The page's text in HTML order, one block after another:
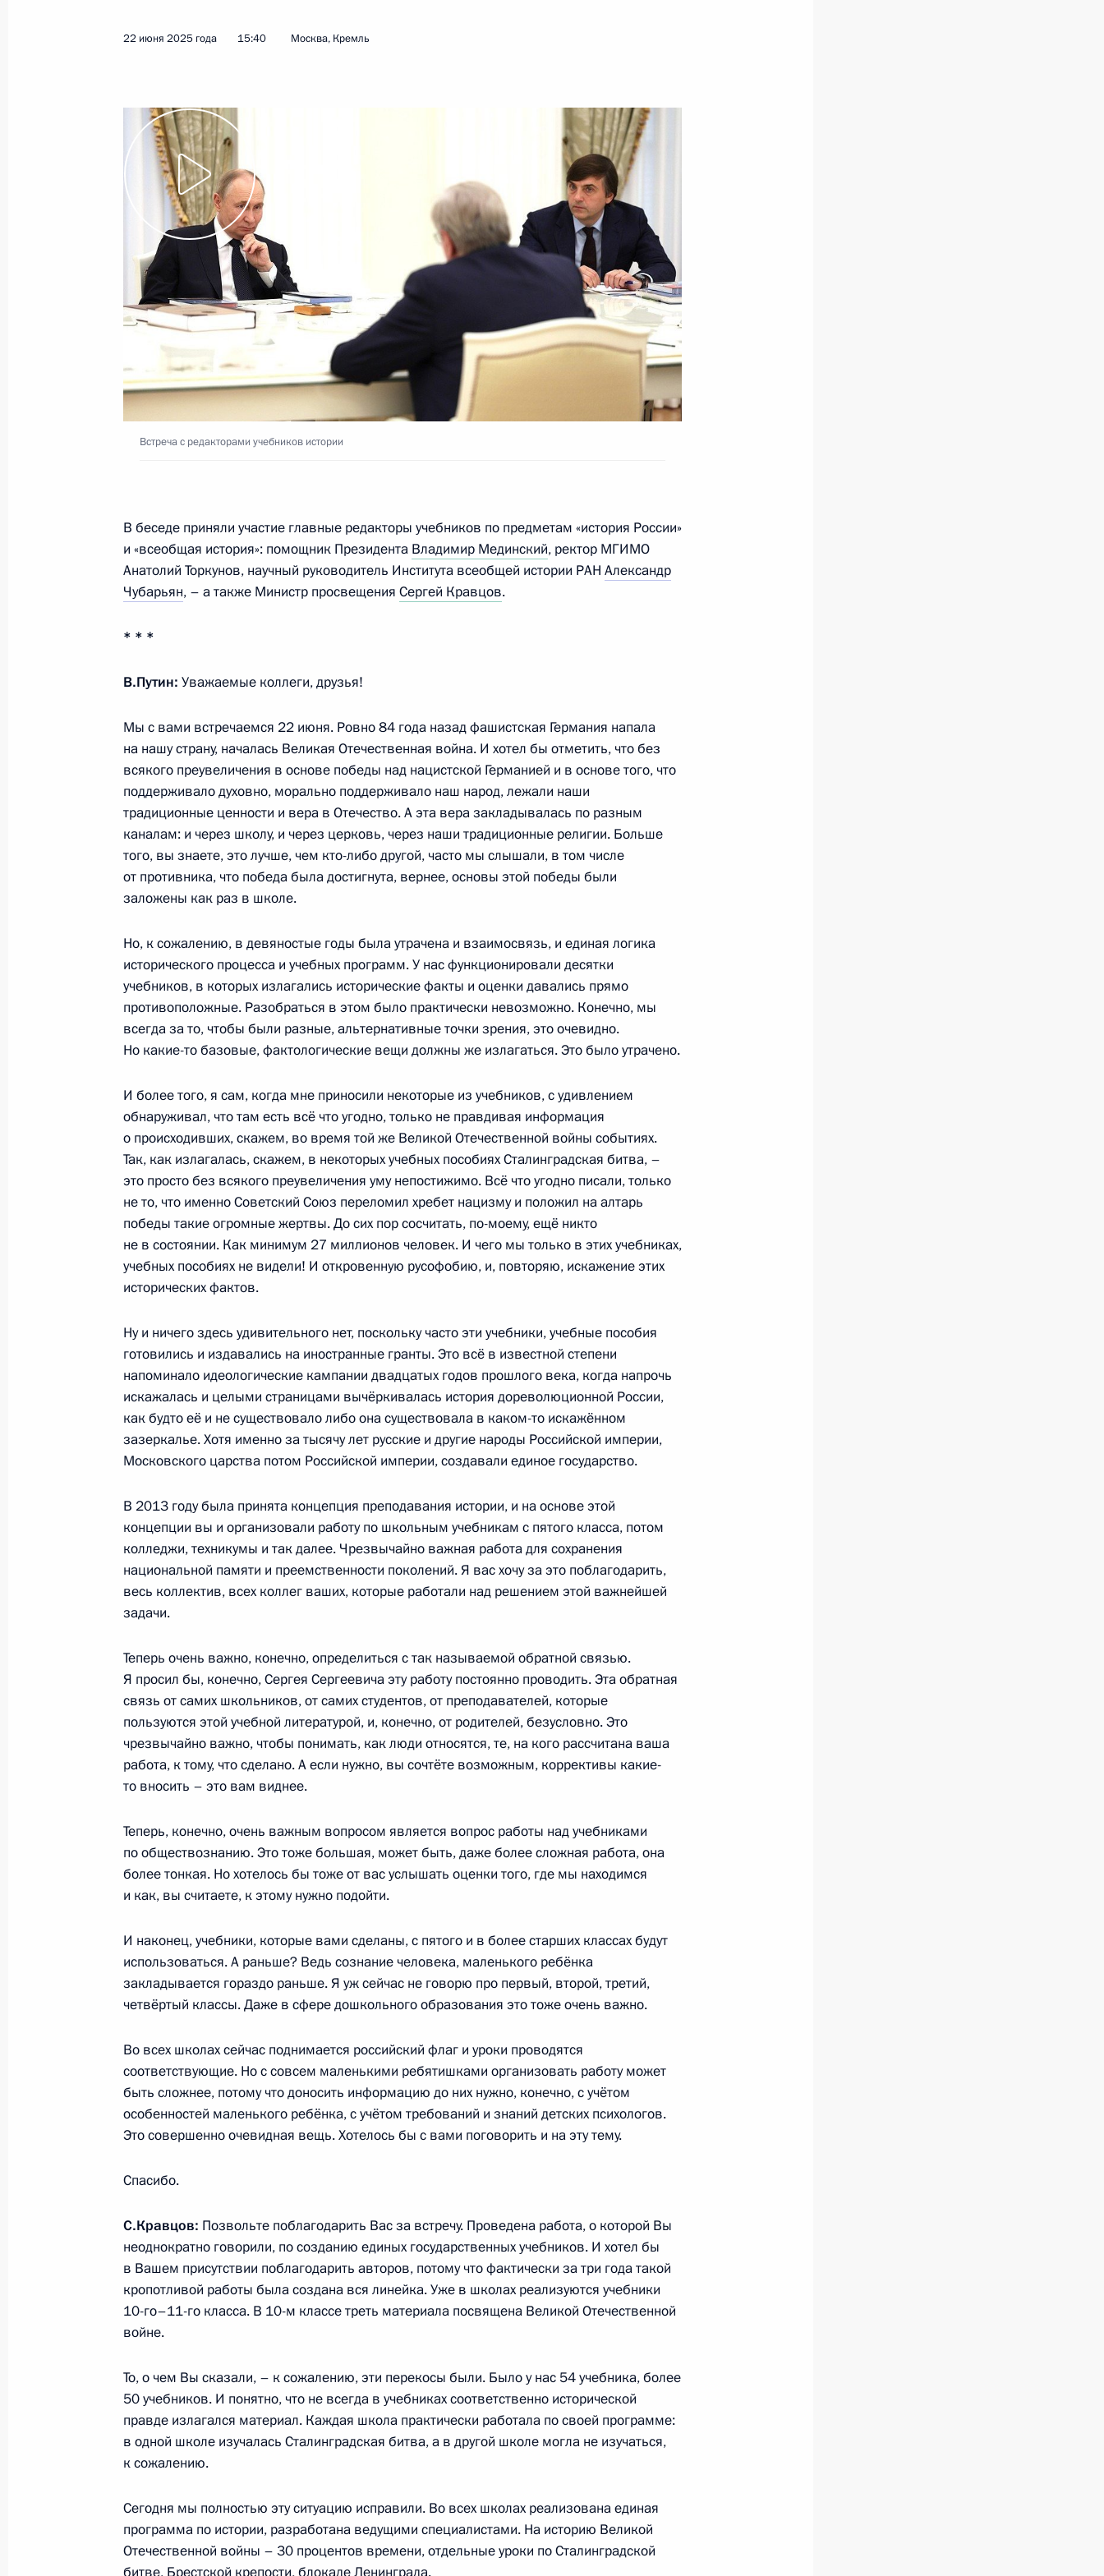
посвящённых 81-й годовщине Победы в Великой Отечественной
войне 1941–1945 годов
24 марта 2026 года, 12:00
Памятные мероприятия, посвящённые 82-й годовщине снятия
блокады Ленинграда
27 января 2026 года, 15:10
Встреча с губернатором Санкт-Петербурга Александром
Бегловым
29 декабря 2025 года, 08:50
о жертвах нацистов
Президенты России и Киргизии возложили венки к Вечному огню
25 ноября 2025 года, 17:05
Елена Ямпольская направила приветствие участникам
и организаторам V съезда Общества русской словесности
25 ноября 2025 года, 12:00
Участникам торжественного мероприятия, посвящённого
закрытию Всероссийской акции «Вахта памяти-2025»
21 ноября 2025 года, 10:40
Участникам и гостям XIII Форума городов-побратимов и II
Встречи молодёжи России и Беларуси
20 ноября 2025 года, 13:00
Участникам Международного научно-практического форума «Без
срока давности. Нюрнберг. 80 лет»
20 ноября 2025 года, 09:30
Установлена новая памятная дата: 9 апреля – День героического
штурма и взятия Кёнигсберга
17 ноября 2025 года, 15:30
Посещение выставки-форума «Православная Русь – к Дню
4 ноября 2025 года, 17:00
Возложение цветов к могилам советских воинов на военной
базе Эльмендорф-Ричардсон
Возложение цветов к мемориалу Героям АлСиба
15 августа 2025 года, 17:20
Устанавливается уголовная ответственность за осквернение
воинских захоронений
23 июля 2025 года, 15:40
Встреча с редакторами учебников истории
22 июня 2025 года, 15:40
Возложение венка к Могиле Неизвестного Солдата
22 июня 2025 года, 12:15
Солдата и встретится с редакторами школьных учебников
21 июня 2025 года, 15:00
Участникам, организаторам и гостям X Международного
фестиваля народной песни «Добровидение»
Заявление Президента России для СМИ
11 мая 2025 года, 02:00
Беседа с Президентом Южной Осетии Аланом Гаглоевым
10 мая 2025 года, 23:50
22 июня 2025 года 15:40 Москва, Кремль
Встреча с редакторами учебников истории
В беседе приняли участие главные редакторы учебников по предметам «история России»
и «всеобщая история»: помощник Президента Владимир Мединский, ректор МГИМО
Анатолий Торкунов, научный руководитель Института всеобщей истории РАН Александр
Чубарьян, – а также Министр просвещения Сергей Кравцов.
* * *
В.Путин: Уважаемые коллеги, друзья!
Мы с вами встречаемся 22 июня. Ровно 84 года назад фашистская Германия напала
на нашу страну, началась Великая Отечественная война. И хотел бы отметить, что без
всякого преувеличения в основе победы над нацистской Германией и в основе того, что
поддерживало духовно, морально поддерживало наш народ, лежали наши
традиционные ценности и вера в Отечество. А эта вера закладывалась по разным
каналам: и через школу, и через церковь, через наши традиционные религии. Больше
того, вы знаете, это лучше, чем кто-либо другой, часто мы слышали, в том числе
от противника, что победа была достигнута, вернее, основы этой победы были
заложены как раз в школе.
Но, к сожалению, в девяностые годы была утрачена и взаимосвязь, и единая логика
исторического процесса и учебных программ. У нас функционировали десятки
учебников, в которых излагались исторические факты и оценки давались прямо
противоположные. Разобраться в этом было практически невозможно. Конечно, мы
всегда за то, чтобы были разные, альтернативные точки зрения, это очевидно.
Но какие-то базовые, фактологические вещи должны же излагаться. Это было утрачено.
И более того, я сам, когда мне приносили некоторые из учебников, с удивлением
обнаруживал, что там есть всё что угодно, только не правдивая информация
о происходивших, скажем, во время той же Великой Отечественной войны событиях.
Так, как излагалась, скажем, в некоторых учебных пособиях Сталинградская битва, –
это просто без всякого преувеличения уму непостижимо. Всё что угодно писали, только
не то, что именно Советский Союз переломил хребет нацизму и положил на алтарь
победы такие огромные жертвы. До сих пор сосчитать, по-моему, ещё никто
не в состоянии. Как минимум 27 миллионов человек. И чего мы только в этих учебниках,
учебных пособиях не видели! И откровенную русофобию, и, повторяю, искажение этих
исторических фактов.
Ну и ничего здесь удивительного нет, поскольку часто эти учебники, учебные пособия
готовились и издавались на иностранные гранты. Это всё в известной степени
напоминало идеологические кампании двадцатых годов прошлого века, когда напрочь
искажалась и целыми страницами вычёркивалась история дореволюционной России,
как будто её и не существовало либо она существовала в каком-то искажённом
зазеркалье. Хотя именно за тысячу лет русские и другие народы Российской империи,
Московского царства потом Российской империи, создавали единое государство.
В 2013 году была принята концепция преподавания истории, и на основе этой
концепции вы и организовали работу по школьным учебникам с пятого класса, потом
колледжи, техникумы и так далее. Чрезвычайно важная работа для сохранения
национальной памяти и преемственности поколений. Я вас хочу за это поблагодарить,
весь коллектив, всех коллег ваших, которые работали над решением этой важнейшей
задачи.
Теперь очень важно, конечно, определиться с так называемой обратной связью.
Я просил бы, конечно, Сергея Сергеевича эту работу постоянно проводить. Эта обратная
связь от самих школьников, от самих студентов, от преподавателей, которые
пользуются этой учебной литературой, и, конечно, от родителей, безусловно. Это
чрезвычайно важно, чтобы понимать, как люди относятся, те, на кого рассчитана ваша
работа, к тому, что сделано. А если нужно, вы сочтёте возможным, коррективы какие-
то вносить – это вам виднее.
Теперь, конечно, очень важным вопросом является вопрос работы над учебниками
по обществознанию. Это тоже большая, может быть, даже более сложная работа, она
более тонкая. Но хотелось бы тоже от вас услышать оценки того, где мы находимся
и как, вы считаете, к этому нужно подойти.
И наконец, учебники, которые вами сделаны, с пятого и в более старших классах будут
использоваться. А раньше? Ведь сознание человека, маленького ребёнка
закладывается гораздо раньше. Я уж сейчас не говорю про первый, второй, третий,
четвёртый классы. Даже в сфере дошкольного образования это тоже очень важно.
Во всех школах сейчас поднимается российский флаг и уроки проводятся
соответствующие. Но с совсем маленькими ребятишками организовать работу может
быть сложнее, потому что доносить информацию до них нужно, конечно, с учётом
особенностей маленького ребёнка, с учётом требований и знаний детских психологов.
Это совершенно очевидная вещь. Хотелось бы с вами поговорить и на эту тему.
Спасибо.
С.Кравцов: Позвольте поблагодарить Вас за встречу. Проведена работа, о которой Вы
неоднократно говорили, по созданию единых государственных учебников. И хотел бы
в Вашем присутствии поблагодарить авторов, потому что фактически за три года такой
кропотливой работы была создана вся линейка. Уже в школах реализуются учебники
10-го–11-го класса. В 10-м классе треть материала посвящена Великой Отечественной
войне.
То, о чем Вы сказали, – к сожалению, эти перекосы были. Было у нас 54 учебника, более
50 учебников. И понятно, что не всегда в учебниках соответственно исторической
правде излагался материал. Каждая школа практически работала по своей программе:
в одной школе изучалась Сталинградская битва, а в другой школе могла не изучаться,
к сожалению.
Сегодня мы полностью эту ситуацию исправили. Во всех школах реализована единая
программа по истории, разработана ведущими специалистами. На историю Великой
Отечественной войны – 30 процентов времени, отдельные уроки по Сталинградской
битве, Брестской крепости, блокаде Ленинграда.